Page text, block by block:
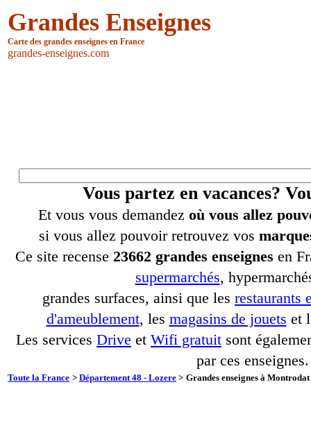
Grandes Enseignes
Carte des grandes enseignes en France
grandes-enseignes.com
Vous partez en vacances?
Et vous vous demandez où vous allez
si vous allez pouvoir retrouvez vos
Ce site recense 23662 grandes enseignes en
supermarchés,
grandes surfaces, ainsi que les restaurants
d'ameublement, les magasins de jouets et
Les services Drive et Wifi gratuit sont
par ces enseignes.
Toute la France > Département 48 - Lozere > Grandes enseignes à